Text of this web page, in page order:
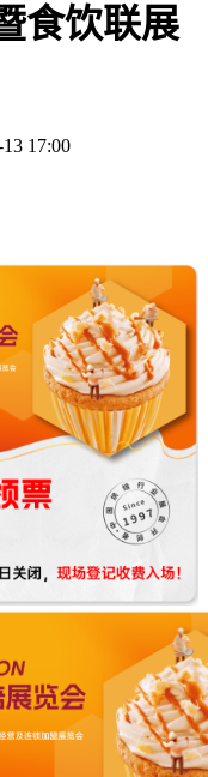
食饮联展
17:00